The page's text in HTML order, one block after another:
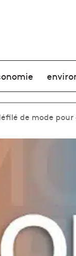
de mode